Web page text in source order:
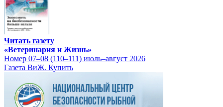
Читать газету
«Ветеринария и Жизнь»
Номер 07–08 (110–111) июль–август 2026
Газета ВиЖ. Купить